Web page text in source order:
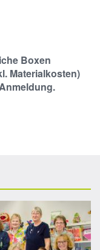
Boxen
Materialkosten)